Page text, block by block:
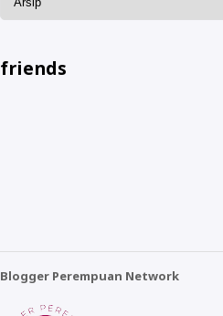
friends
Blogger Perempuan Network